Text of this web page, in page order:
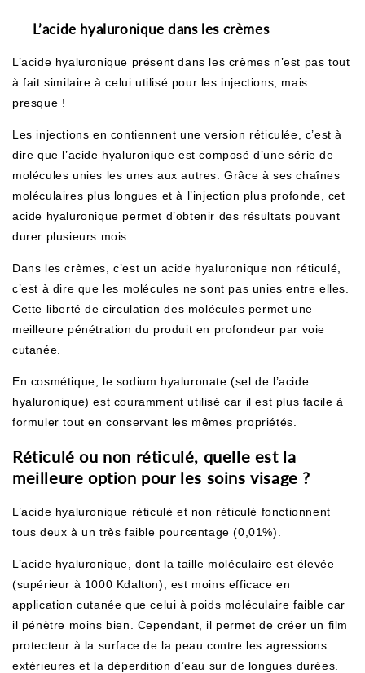
L’acide hyaluronique dans les crèmes
L’acide hyaluronique présent dans les crèmes n’est pas tout
à fait similaire à celui utilisé pour les injections, mais
presque !
Les injections en contiennent une version réticulée, c’est à
dire que l’acide hyaluronique est composé d’une série de
molécules unies les unes aux autres. Grâce à ses chaînes
moléculaires plus longues et à l’injection plus profonde, cet
acide hyaluronique permet d’obtenir des résultats pouvant
durer plusieurs mois.
Dans les crèmes, c’est un acide hyaluronique non réticulé,
c’est à dire que les molécules ne sont pas unies entre elles.
Cette liberté de circulation des molécules permet une
meilleure pénétration du produit en profondeur par voie
cutanée.
En cosmétique, le sodium hyaluronate (sel de l’acide
hyaluronique) est couramment utilisé car il est plus facile à
formuler tout en conservant les mêmes propriétés.
Réticulé ou non réticulé, quelle est la
meilleure option pour les soins visage ?
L’acide hyaluronique réticulé et non réticulé fonctionnent
tous deux à un très faible pourcentage (0,01%).
L’acide hyaluronique, dont la taille moléculaire est élevée
(supérieur à 1000 Kdalton), est moins efficace en
application cutanée que celui à poids moléculaire faible car
il pénètre moins bien. Cependant, il permet de créer un film
protecteur à la surface de la peau contre les agressions
extérieures et la déperdition d’eau sur de longues durées.